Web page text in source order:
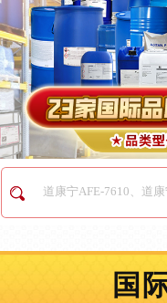
国